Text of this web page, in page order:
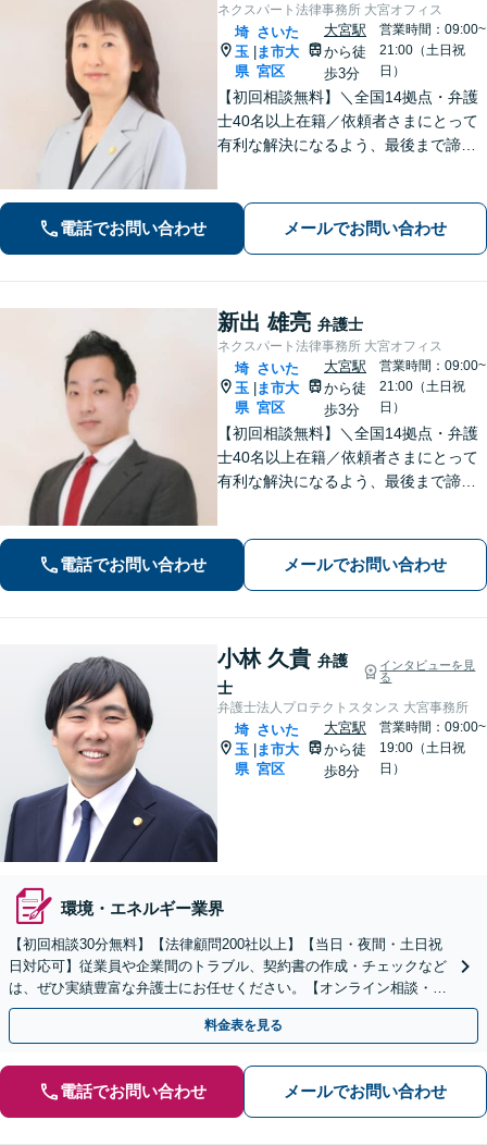
ネクスパート法律事務所 大宮オフィス
埼
玉
県
さいた
ま市大
宮区
大宮駅
から徒
歩3分
営業時間：09:00~
21:00（土日祝
日）
【初回相談無料】＼全国14拠点・弁護
士40名以上在籍／依頼者さまにとって
有利な解決になるよう、最後まで諦め
談ください【夜間・休日対応】
電話でお問い合わせ メールでお問い合わせ
新出 雄亮 弁護士
ネクスパート法律事務所 大宮オフィス
埼
玉
県
さいた
ま市大
宮区
大宮駅
から徒
歩3分
営業時間：09:00~
21:00（土日祝
日）
【初回相談無料】＼全国14拠点・弁護
士40名以上在籍／依頼者さまにとって
有利な解決になるよう、最後まで諦め
談ください【夜間・休日対応】
電話でお問い合わせ メールでお問い合わせ
小林 久貴 弁護
士
インタビューを見
る
弁護士法人プロテクトスタンス 大宮事務所
埼
玉
県
さいた
ま市大
宮区
大宮駅
から徒
歩8分
営業時間：09:00~
19:00（土日祝
日）
環境・エネルギー業界
【初回相談30分無料】【法律顧問200社以上】【当日・夜間・土日祝
日対応可】従業員や企業間のトラブル、契約書の作成・チェックなど
は、ぜひ実績豊富な弁護士にお任せください。【オンライン相談・電
子契約に対応】
料金表を見る
電話でお問い合わせ メールでお問い合わせ